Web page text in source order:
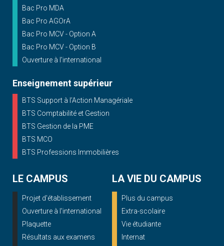
Bac Pro MDA
Bac Pro AGOrA
Bac Pro MCV - Option A
Bac Pro MCV - Option B
Ouverture à l'international
Enseignement supérieur
BTS Support à l’Action Managériale
BTS Comptabilité et Gestion
BTS Gestion de la PME
BTS MCO
BTS Professions Immobilières
LE CAMPUS
Projet d'établissement
Ouverture à l'international
Plaquette
Résultats aux examens
LA VIE DU CAMPUS
Plus du campus
Extra-scolaire
Vie étudiante
Internat